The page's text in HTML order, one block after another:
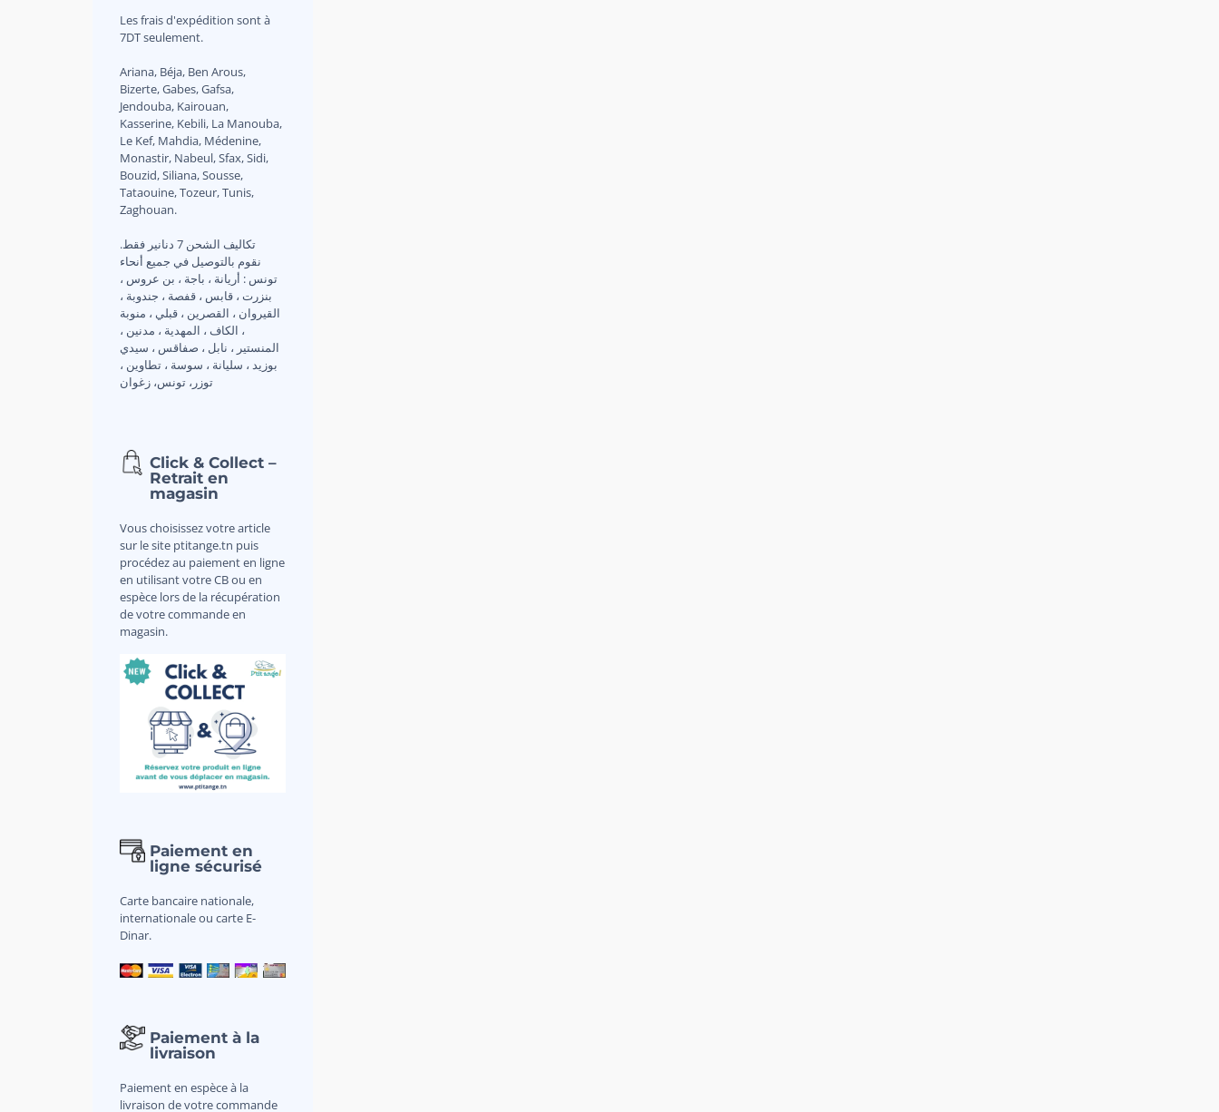
Les frais d'expédition sont à
7DT seulement.
Ariana, Béja, Ben Arous,
Bizerte, Gabes, Gafsa,
Jendouba, Kairouan,
Kasserine, Kebili, La Manouba,
Le Kef, Mahdia, Médenine,
Monastir, Nabeul, Sfax, Sidi,
Bouzid, Siliana, Sousse,
Tataouine, Tozeur, Tunis,
Zaghouan.
.تكاليف الشحن 7 دنانير فقط
نقوم بالتوصيل في جميع أنحاء
تونس : أريانة ، باجة ، بن عروس ،
بنزرت ، قابس ، قفصة ، جندوبة ،
القيروان ، القصرين ، قبلي ، منوبة
، الكاف ، المهدية ، مدنين ،
المنستير ، نابل ، صفاقس ، سيدي
بوزيد ، سليانة ، سوسة ، تطاوين ،
توزر، تونس، زغوان
Click & Collect –
Retrait en
magasin
Vous choisissez votre article
sur le site ptitange.tn puis
procédez au paiement en ligne
en utilisant votre CB ou en
espèce lors de la récupération
de votre commande en
magasin.
Paiement en
ligne sécurisé
Carte bancaire nationale,
internationale ou carte E-
Dinar.
Paiement à la
livraison
Paiement en espèce à la
livraison de votre commande